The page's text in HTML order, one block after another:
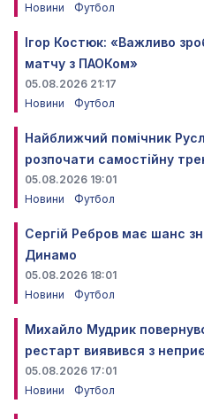
Новини
Футбол
Ігор Костюк: «Важливо
матчу з ПАОКом»
05.08.2026 21:17
Новини
Футбол
Найближчий помічник
розпочати самостійну
05.08.2026 19:01
Новини
Футбол
Сергій Ребров має шанс
Динамо
05.08.2026 18:01
Новини
Футбол
Михайло Мудрик
рестарт виявився з
05.08.2026 17:01
Новини
Футбол